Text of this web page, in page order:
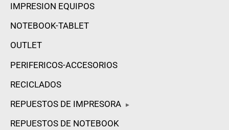
IMPRESION EQUIPOS
NOTEBOOK-TABLET
OUTLET
PERIFERICOS-ACCESORIOS
RECICLADOS
REPUESTOS DE IMPRESORA ▸
REPUESTOS DE NOTEBOOK